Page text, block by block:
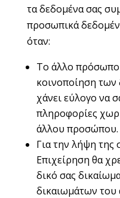
τα δεδομένα σας
προσωπικά
όταν:
Το άλλο πρόσωπο
κοινοποίηση
χάνει εύλογο να
πληροφορίες
άλλου προσώπου.
Για την λήψη της
Επιχείρηση θα
δικό σας
δικαιωμάτων